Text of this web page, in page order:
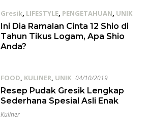
Gresik, LIFESTYLE, PENGETAHUAN, UNIK
26/01/2020
Ini Dia Ramalan Cinta 12 Shio di
Tahun Tikus Logam, Apa Shio
Anda?
FOOD, KULINER, UNIK 04/10/2019
Resep Pudak Gresik Lengkap
Sederhana Spesial Asli Enak
Kuliner